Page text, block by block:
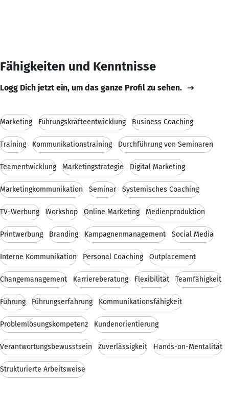
Fähigkeiten und Kenntnisse
Logg Dich jetzt ein, um das ganze Profil zu sehen.
Marketing Führungskräfteentwicklung Business Coaching
Training Kommunikationstraining Durchführung von Seminaren
Teamentwicklung Marketingstrategie Digital Marketing
Marketingkommunikation Seminar Systemisches Coaching
TV-Werbung Workshop Online Marketing Medienproduktion
Printwerbung Branding Kampagnenmanagement Social Media
Interne Kommunikation Personal Coaching Outplacement
Changemanagement Karriereberatung Flexibilität Teamfähigkeit
Führung Führungserfahrung Kommunikationsfähigkeit
Problemlösungskompetenz Kundenorientierung
Verantwortungsbewusstsein Zuverlässigkeit Hands-on-Mentalität
Strukturierte Arbeitsweise